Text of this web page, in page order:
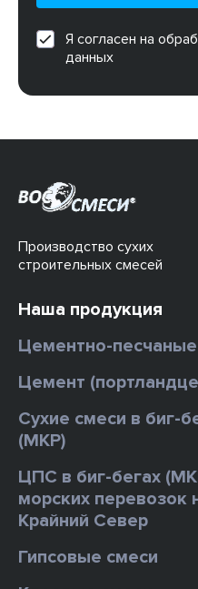
Я согласен на
данных
Производство сухих
строительных смесей
Наша продукция
Цементно-
Цемент
Сухие смеси в биг-
(МКР)
ЦПС в биг-бегах
морских перевозок
Крайний Север
Гипсовые смеси